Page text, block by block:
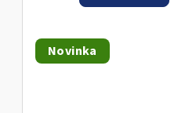
Novinka